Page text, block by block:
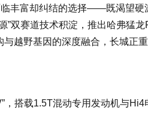
丰富却纠结的选择——既渴望硬
”双赛道技术积淀，推出哈弗猛
越野基因的深度融合，长城正
，搭载1.5T混动专用发动机与